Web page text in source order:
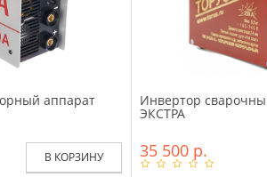
аппарат
В КОРЗИНУ
Инвертор
ЭКСТРА
35 500 р.